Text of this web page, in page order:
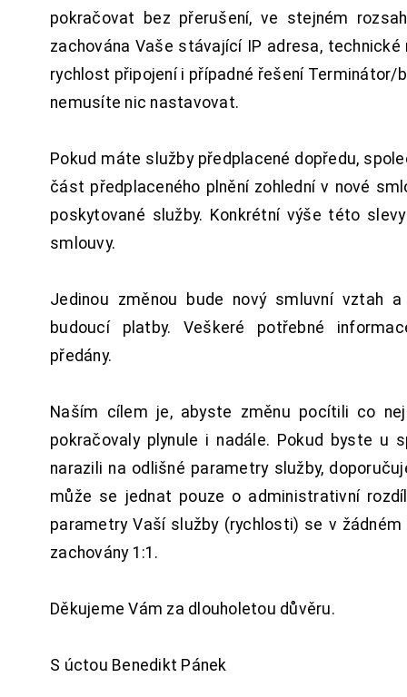
pokračovat bez přerušení, ve stejném
zachována Vaše stávající IP adresa, technické
rychlost připojení i případné řešení Terminátor/
nemusíte nic nastavovat.
Pokud máte služby předplacené dopředu,
část předplaceného plnění zohlední v nové
poskytované služby. Konkrétní výše této
smlouvy.
Jedinou změnou bude nový smluvní vztah
budoucí platby. Veškeré potřebné
předány.
Naším cílem je, abyste změnu pocítili co
pokračovaly plynule i nadále. Pokud byste u
narazili na odlišné parametry služby,
může se jednat pouze o administrativní
parametry Vaší služby (rychlosti) se v
zachovány 1:1.
Děkujeme Vám za dlouholetou důvěru.
S úctou Benedikt Pánek